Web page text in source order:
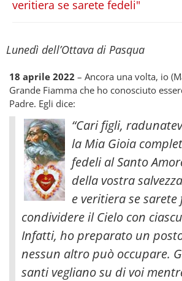
veritiera se sarete fedeli"
Lunedì dell’Ottava di Pasqua
18 aprile 2022 – Ancora una volta, io
Grande Fiamma che ho conosciuto
Padre. Egli dice:
“Cari figli,
la Mia Gioia
fedeli al Santo
della vostra
e veritiera se
condividere il Cielo con
Infatti, ho preparato un
nessun altro può occupare.
santi vegliano su di voi